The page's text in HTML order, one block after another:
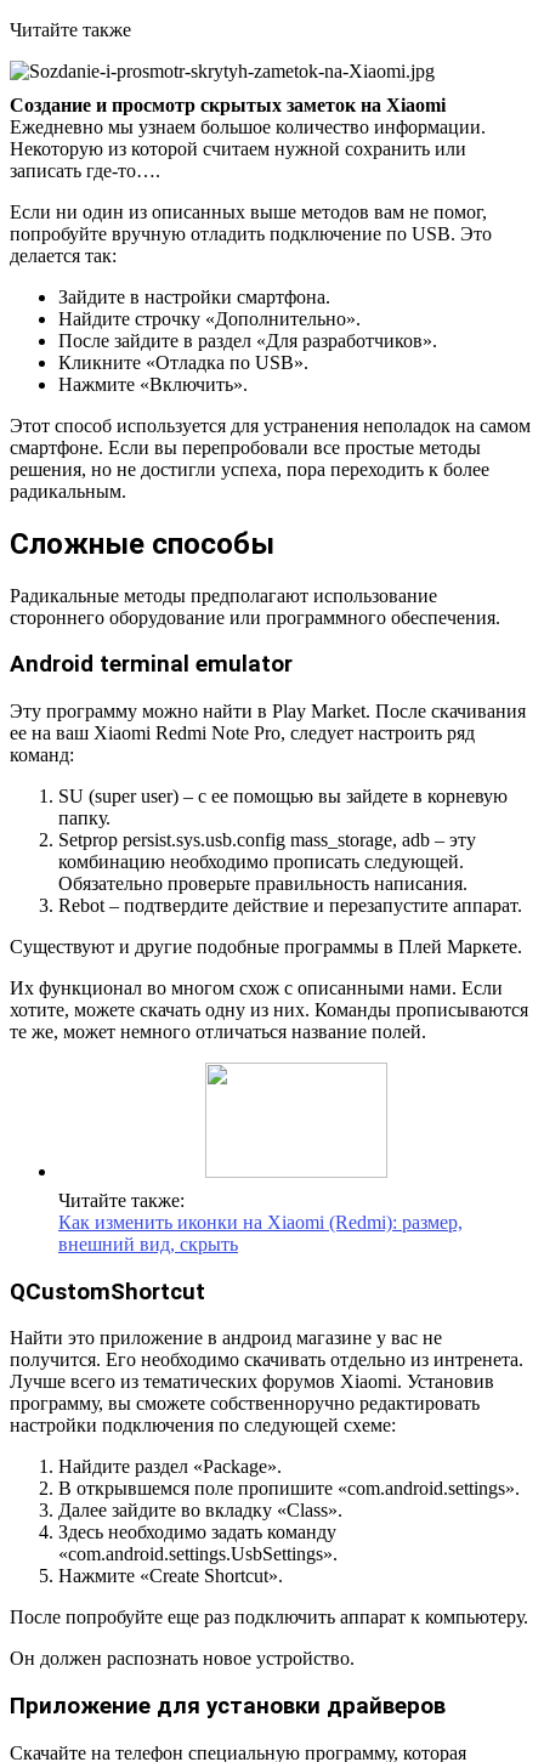
Читайте также
Создание и просмотр скрытых заметок на Xiaomi
Ежедневно мы узнаем большое количество информации.
Некоторую из которой считаем нужной сохранить или
записать где-то….
Если ни один из описанных выше методов вам не помог,
попробуйте вручную отладить подключение по USB. Это
делается так:
Зайдите в настройки смартфона.
Найдите строчку «Дополнительно».
После зайдите в раздел «Для разработчиков».
Кликните «Отладка по USB».
Нажмите «Включить».
Этот способ используется для устранения неполадок на самом
смартфоне. Если вы перепробовали все простые методы
решения, но не достигли успеха, пора переходить к более
радикальным.
Сложные способы
Радикальные методы предполагают использование
стороннего оборудование или программного обеспечения.
Android terminal emulator
Эту программу можно найти в Play Market. После скачивания
ее на ваш Xiaomi Redmi Note Pro, следует настроить ряд
команд:
SU (super user) – с ее помощью вы зайдете в корневую
папку.
Setprop persist.sys.usb.config mass_storage, adb – эту
комбинацию необходимо прописать следующей.
Обязательно проверьте правильность написания.
Rebot – подтвердите действие и перезапустите аппарат.
Существуют и другие подобные программы в Плей Маркете.
Их функционал во многом схож с описанными нами. Если
хотите, можете скачать одну из них. Команды прописываются
те же, может немного отличаться название полей.
Читайте также:
Как изменить иконки на Xiaomi (Redmi): размер,
внешний вид, скрыть
QCustomShortcut
Найти это приложение в андроид магазине у вас не
получится. Его необходимо скачивать отдельно из интренета.
Лучше всего из тематических форумов Xiaomi. Установив
программу, вы сможете собственноручно редактировать
настройки подключения по следующей схеме:
Найдите раздел «Package».
В открывшемся поле пропишите «com.android.settings».
Далее зайдите во вкладку «Class».
Здесь необходимо задать команду
«com.android.settings.UsbSettings».
Нажмите «Create Shortcut».
После попробуйте еще раз подключить аппарат к компьютеру.
Он должен распознать новое устройство.
Приложение для установки драйверов
Скачайте на телефон специальную программу, которая